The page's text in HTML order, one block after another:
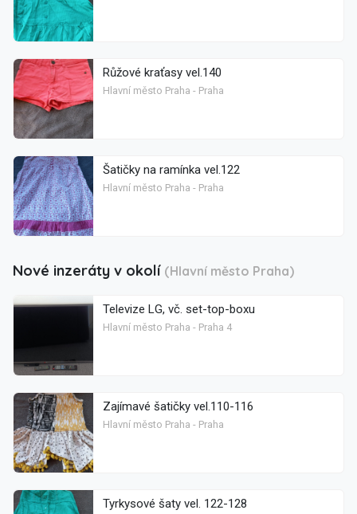
Růžové kraťasy vel.140
Hlavní město Praha - Praha
Šatičky na ramínka vel.122
Hlavní město Praha - Praha
Nové inzeráty v okolí (Hlavní město Praha)
Televize LG, vč. set-top-boxu
Hlavní město Praha - Praha 4
Zajímavé šatičky vel.110-116
Hlavní město Praha - Praha
Tyrkysové šaty vel. 122-128